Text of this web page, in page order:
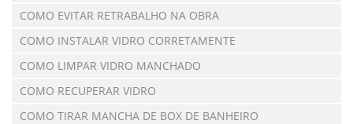
COMO EVITAR RETRABALHO NA OBRA
COMO INSTALAR VIDRO CORRETAMENTE
COMO LIMPAR VIDRO MANCHADO
COMO RECUPERAR VIDRO
COMO TIRAR MANCHA DE BOX DE BANHEIRO